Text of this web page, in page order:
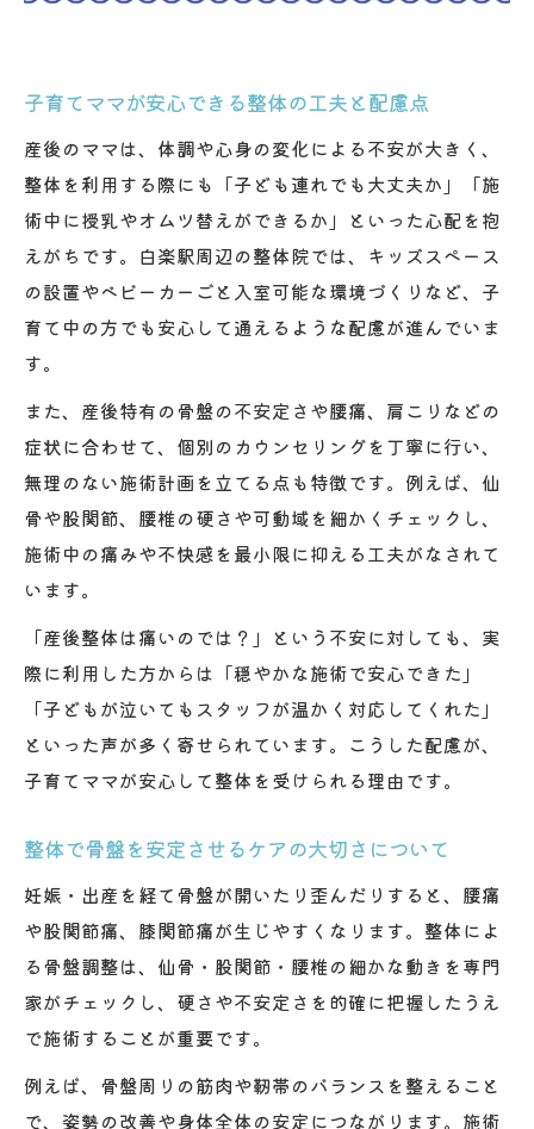
子育てママが安心できる整体の工夫と配慮点
産後のママは、体調や心身の変化による不安が大きく、
整体を利用する際にも「子ども連れでも大丈夫か」「施
術中に授乳やオムツ替えができるか」といった心配を抱
えがちです。白楽駅周辺の整体院では、キッズスペース
の設置やベビーカーごと入室可能な環境づくりなど、子
育て中の方でも安心して通えるような配慮が進んでいま
す。
また、産後特有の骨盤の不安定さや腰痛、肩こりなどの
症状に合わせて、個別のカウンセリングを丁寧に行い、
無理のない施術計画を立てる点も特徴です。例えば、仙
骨や股関節、腰椎の硬さや可動域を細かくチェックし、
施術中の痛みや不快感を最小限に抑える工夫がなされて
います。
「産後整体は痛いのでは？」という不安に対しても、実
際に利用した方からは「穏やかな施術で安心できた」
「子どもが泣いてもスタッフが温かく対応してくれた」
といった声が多く寄せられています。こうした配慮が、
子育てママが安心して整体を受けられる理由です。
整体で骨盤を安定させるケアの大切さについて
妊娠・出産を経て骨盤が開いたり歪んだりすると、腰痛
や股関節痛、膝関節痛が生じやすくなります。整体によ
る骨盤調整は、仙骨・股関節・腰椎の細かな動きを専門
家がチェックし、硬さや不安定さを的確に把握したうえ
で施術することが重要です。
例えば、骨盤周りの筋肉や靭帯のバランスを整えること
で、姿勢の改善や身体全体の安定につながります。施術